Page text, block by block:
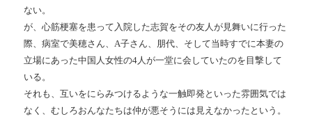
ない。
が、心筋梗塞を患って入院した志賀をその友人が見舞いに行った
際、病室で美穂さん、A子さん、朋代、そして当時すでに本妻の
立場にあった中国人女性の4人が一堂に会していたのを目撃して
いる。
それも、互いをにらみつけるような一触即発といった雰囲気では
なく、むしろおんなたちは仲が悪そうには見えなかったという。